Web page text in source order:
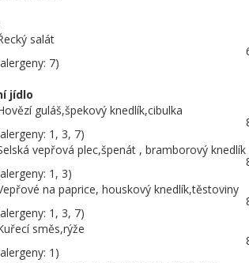
salát
7)
jídlo
guláš,špekový knedlík,cibulka
1, 3, 7)
vepřová plec,špenát , bramborový knedlík
1, 3)
na paprice, houskový knedlík,těstoviny
1, 3, 7)
směs,rýže
1)